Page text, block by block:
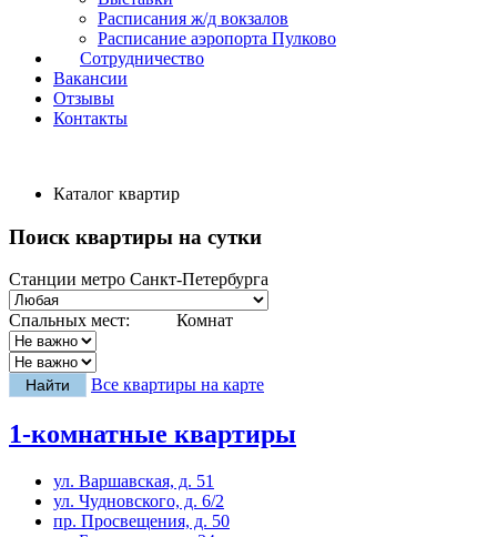
Расписания ж/д вокзалов
Расписание аэропорта Пулково
Сотрудничество
Вакансии
Отзывы
Контакты
Каталог квартир
Поиск квартиры на сутки
Станции метро Санкт-Петербурга
Спальных мест: Комнат
Все квартиры на карте
1-комнатные квартиры
ул. Варшавская, д. 51
ул. Чудновского, д. 6/2
пр. Просвещения, д. 50